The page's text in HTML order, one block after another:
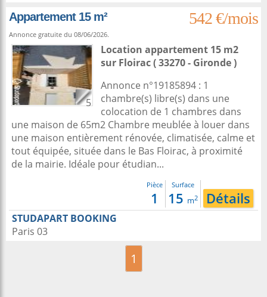
Appartement 15 m²
542 €/mois
Annonce gratuite du 08/06/2026.
5
Location appartement 15 m2
sur Floirac( 33270 - Gironde )
Annonce n°19185894 : 1
chambre(s) libre(s) dans une
colocation de 1 chambres dans
une maison de 65m2 Chambre meublée à louer dans
une maison entièrement rénovée, climatisée, calme et
tout équipée, située dans le Bas Floirac, à proximité
de la mairie. Idéale pour étudian...
Pièce
1
Surface
15 m2 Détails
STUDAPART BOOKING
Paris 03
1